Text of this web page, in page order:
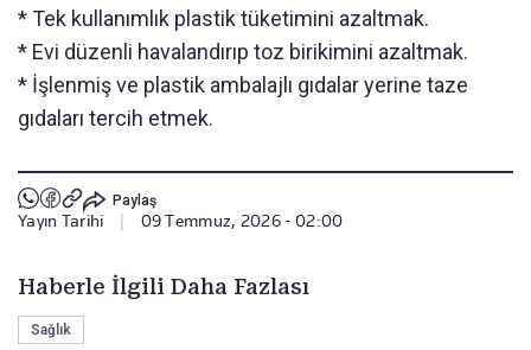
* Tek kullanımlık plastik tüketimini azaltmak.
* Evi düzenli havalandırıp toz birikimini azaltmak.
* İşlenmiş ve plastik ambalajlı gıdalar yerine taze
gıdaları tercih etmek.
Paylaş
Yayın Tarihi 09 Temmuz, 2026 - 02:00
Haberle İlgili Daha Fazlası
Sağlık